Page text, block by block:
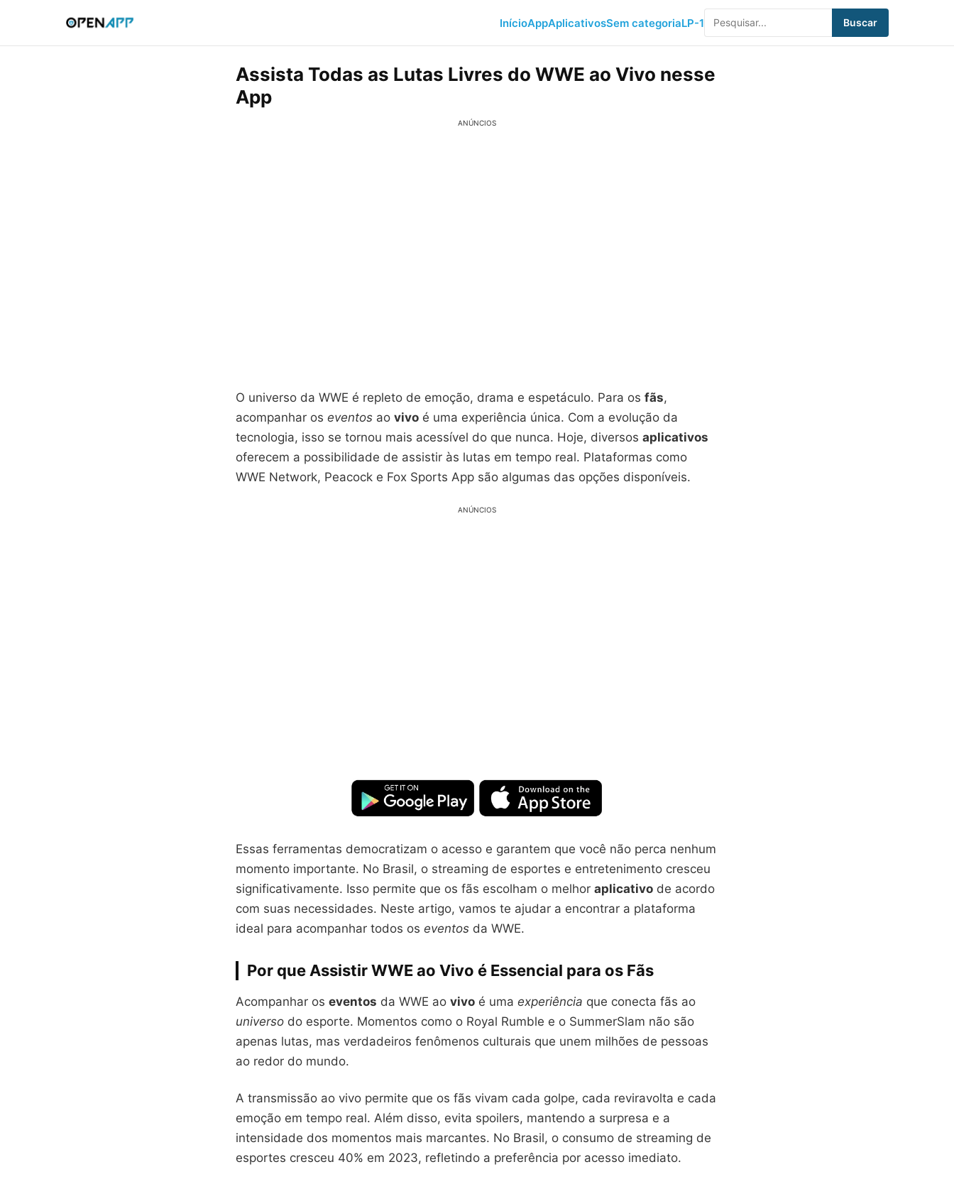
InícioAppAplicativosSem categoriaLP-1 Buscar
Assista Todas as Lutas Livres do WWE ao Vivo nesse
App
ANÚNCIOS
O universo da WWE é repleto de emoção, drama e espetáculo. Para os fãs,
acompanhar os eventos ao vivo é uma experiência única. Com a evolução da
tecnologia, isso se tornou mais acessível do que nunca. Hoje, diversos aplicativos
oferecem a possibilidade de assistir às lutas em tempo real. Plataformas como
WWE Network, Peacock e Fox Sports App são algumas das opções disponíveis.
ANÚNCIOS
Essas ferramentas democratizam o acesso e garantem que você não perca nenhum
momento importante. No Brasil, o streaming de esportes e entretenimento cresceu
significativamente. Isso permite que os fãs escolham o melhor aplicativo de acordo
com suas necessidades. Neste artigo, vamos te ajudar a encontrar a plataforma
ideal para acompanhar todos os eventos da WWE.
Por que Assistir WWE ao Vivo é Essencial para os Fãs
Acompanhar os eventos da WWE ao vivo é uma experiência que conecta fãs ao
universo do esporte. Momentos como o Royal Rumble e o SummerSlam não são
apenas lutas, mas verdadeiros fenômenos culturais que unem milhões de pessoas
ao redor do mundo.
A transmissão ao vivo permite que os fãs vivam cada golpe, cada reviravolta e cada
emoção em tempo real. Além disso, evita spoilers, mantendo a surpresa e a
intensidade dos momentos mais marcantes. No Brasil, o consumo de streaming de
esportes cresceu 40% em 2023, refletindo a preferência por acesso imediato.